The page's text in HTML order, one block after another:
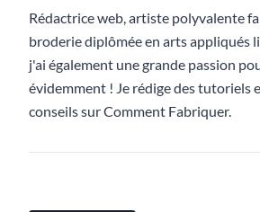
Rédactrice web, artiste polyvalente
broderie diplômée en arts appliqués
j'ai également une grande passion
évidemment ! Je rédige des tutoriels
conseils sur Comment Fabriquer.